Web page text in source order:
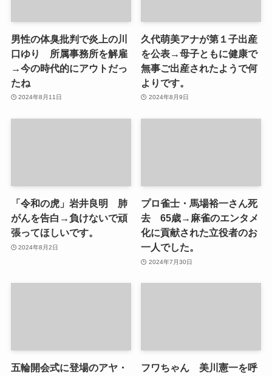
男性の体臭批判で炎上の川
口ゆり 所属事務所を解雇
→今の時代的にアウトだっ
たね
2024年8月11日
久代萌美アナが第１子出産
を公表→母子ともに健康で
無事ご出産されたようで何
よりです。
2024年8月9日
「令和の虎」岩井良明 肺
がんを告白→負けないで頑
張ってほしいです。
2024年8月2日
プロ雀士・馬場裕一さん死
去 65歳→麻雀のエンタメ
化に貢献された立役者のお
一人でした。
2024年7月30日
五輪開会式に登場のアヤ・
フワちゃん 美川憲一を呼